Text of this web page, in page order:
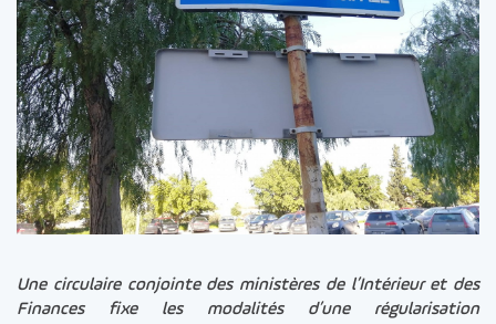
Une circulaire conjointe des ministères de l’Intérieur et des
Finances fixe les modalités d’une régularisation